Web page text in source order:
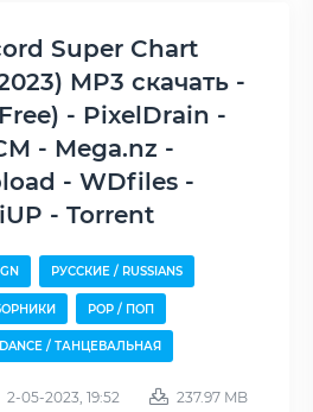
MP3 скачать -
- PixelDrain -
- Mega.nz -
- WDfiles -
- Torrent
РУССКИЕ / RUSSIANS
POP / ПОП
DANCE / ТАНЦЕВАЛЬНАЯ
2-05-2023, 19:52 237.97 MB